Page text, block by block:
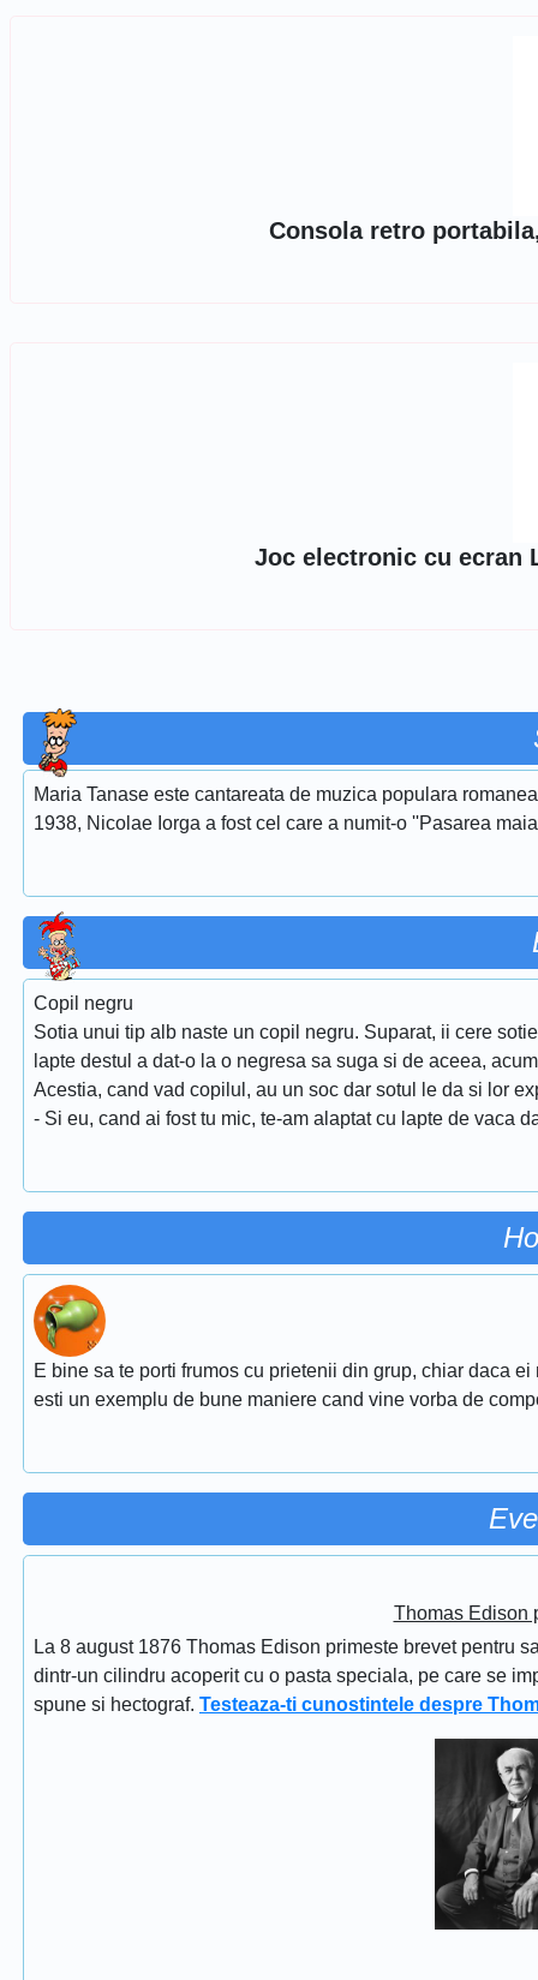
Consola retro
Joc electronic cu ecran
Maria Tanase este cantareata de muzica populara
1938, Nicolae Iorga a fost cel care a numit-o ''Pasarea
Copil negru
Sotia unui tip alb naste un copil negru. Suparat, ii cere
lapte destul a dat-o la o negresa sa suga si de aceea,
Acestia, cand vad copilul, au un soc dar sotul le da si lor
- Si eu, cand ai fost tu mic, te-am alaptat cu lapte de vaca
E bine sa te porti frumos cu prietenii din grup, chiar daca
esti un exemplu de bune maniere cand vine vorba de
Thomas Edison
La 8 august 1876 Thomas Edison primeste brevet pentru
dintr-un cilindru acoperit cu o pasta speciala, pe care se
spune si hectograf. Testeaza-ti cunostintele despre